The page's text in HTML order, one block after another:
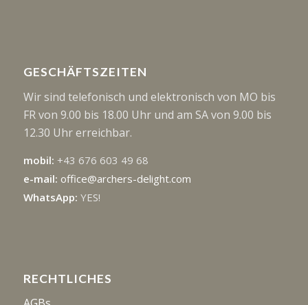
GESCHÄFTSZEITEN
Wir sind telefonisch und elektronisch von MO bis
FR von 9.00 bis 18.00 Uhr und am SA von 9.00 bis
12.30 Uhr erreichbar.
mobil: +43 676 603 49 68
e-mail: office@archers-delight.com
WhatsApp: YES!
RECHTLICHES